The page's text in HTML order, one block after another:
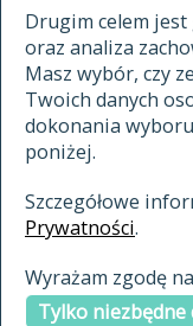
Drugim celem
oraz analiza
Masz wybór, czy
Twoich danych
dokonania
poniżej.
Szczegółowe
Prywatności.
Wyrażam zgodę
Tylko niezbędne
materiały archiwalne
cytowanie
kontakt